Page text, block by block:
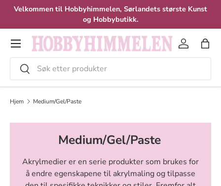
Velkommen til Hobbyhimmelen, Sørlandets største Kunst
og Hobbybutikk.
Meny
Søk
Velg
Logg inn
Hjem Medium/Gel/Paste
Medium/Gel/Paste
Akrylmedier er en serie produkter som brukes for
å endre egenskapene til akrylmaling og tilpasse